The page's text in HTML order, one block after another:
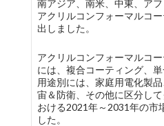
南アジア、南米、中東、アフ
アクリルコンフォーマルコ
出しました。
アクリルコンフォーマルコ
には、複合コーティング、単
用途別には、家庭用電化製
宙＆防衛、その他に区分し
おける2021年～2031年の市
した。